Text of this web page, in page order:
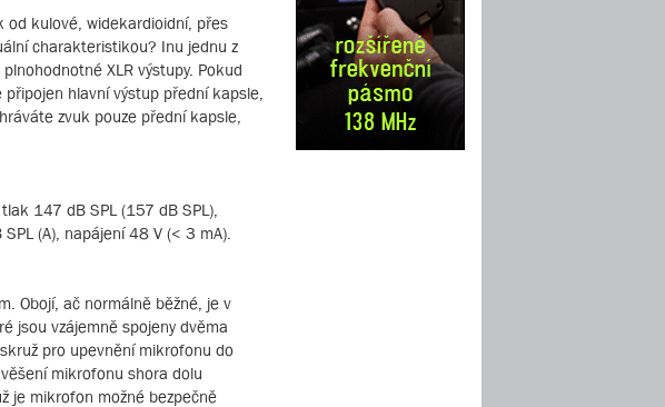
od kulové, widekardioidní, přes
charakteristikou? Inu jednu z
XLR výstupy. Pokud
hlavní výstup přední kapsle,
zvuk pouze přední kapsle,
147 dB SPL (157 dB SPL),
(A), napájení 48 V (< 3 mA).
Obojí, ač normálně běžné, je v
jsou vzájemně spojeny dvěma
pro upevnění mikrofonu do
mikrofonu shora dolu
je mikrofon možné bezpečně